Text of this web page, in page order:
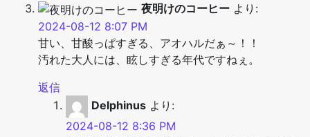
夜明けのコーヒー より:
2024-08-12 8:07 PM
甘い、甘酸っぱすぎる、アオハルだぁ～！！
汚れた大人には、眩しすぎる年代ですねぇ。
返信
Delphinus より:
2024-08-12 8:36 PM